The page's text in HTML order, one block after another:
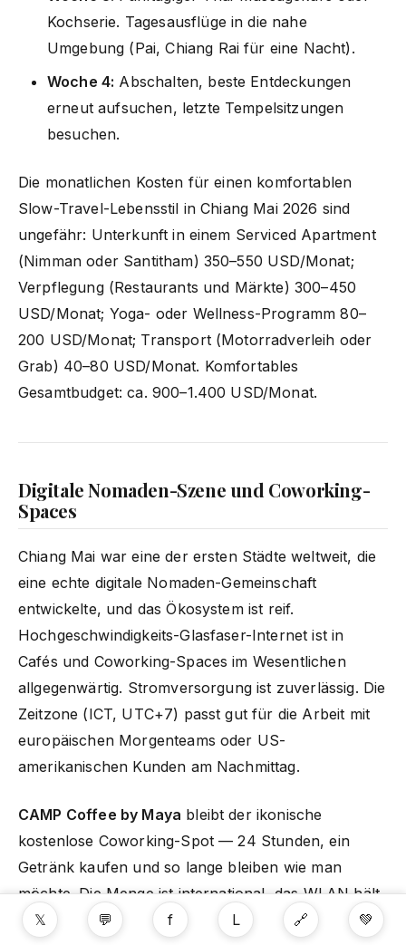
Kochserie. Tagesausflüge in die nahe
Umgebung (Pai, Chiang Rai für eine Nacht).
Woche 4: Abschalten, beste Entdeckungen
erneut aufsuchen, letzte Tempelsitzungen
besuchen.
Die monatlichen Kosten für einen komfortablen
Slow-Travel-Lebensstil in Chiang Mai 2026 sind
ungefähr: Unterkunft in einem Serviced Apartment
(Nimman oder Santitham) 350–550 USD/Monat;
Verpflegung (Restaurants und Märkte) 300–450
USD/Monat; Yoga- oder Wellness-Programm 80–
200 USD/Monat; Transport (Motorradverleih oder
Grab) 40–80 USD/Monat. Komfortables
Gesamtbudget: ca. 900–1.400 USD/Monat.
Digitale Nomaden-Szene und Coworking-
Spaces
Chiang Mai war eine der ersten Städte weltweit, die
eine echte digitale Nomaden-Gemeinschaft
entwickelte, und das Ökosystem ist reif.
Hochgeschwindigkeits-Glasfaser-Internet ist in
Cafés und Coworking-Spaces im Wesentlichen
allgegenwärtig. Stromversorgung ist zuverlässig. Die
Zeitzone (ICT, UTC+7) passt gut für die Arbeit mit
europäischen Morgenteams oder US-
amerikanischen Kunden am Nachmittag.
CAMP Coffee by Maya bleibt der ikonische
kostenlose Coworking-Spot — 24 Stunden, ein
Getränk kaufen und so lange bleiben wie man
möchte. Die Menge ist international, das WLAN hält
unter Last stand und die Klimaanlage ist aggressiv.
𝕏 💬 f L 🔗 💚